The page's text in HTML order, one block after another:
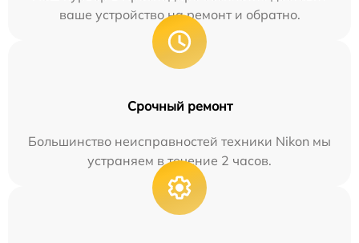
ваше устройство на ремонт и обратно.
Срочный ремонт
Большинство неисправностей техники Nikon мы
устраняем в течение 2 часов.